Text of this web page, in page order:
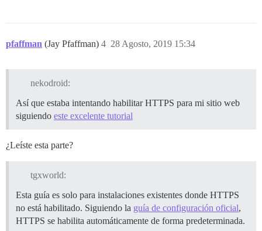
  - templates/web.ssl.template.yml
    volume:
      guest: /shared
      host: /var/discourse/shared/standalone
  -
      guest: /var/log
pfaffman (Jay Pfaffman) 28 Agosto, 2019 15:34
4
nekodroid:
Así que estaba intentando habilitar HTTPS para mi sitio web
siguiendo este excelente tutorial
¿Leíste esta parte?
tgxworld:
Esta guía es solo para instalaciones existentes donde HTTPS
no está habilitado. Siguiendo la guía de configuración oficial,
HTTPS se habilita automáticamente de forma predeterminada.